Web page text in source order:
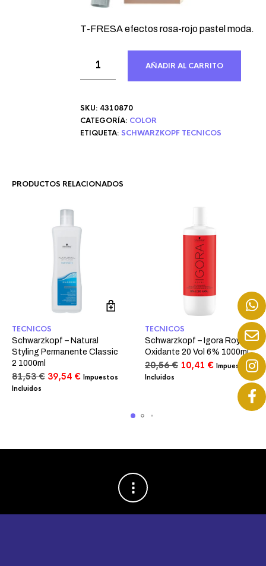
T-FRESA efectos rosa-rojo pastel moda.
AÑADIR AL CARRITO
SKU: 4310870
CATEGORÍA: COLOR
ETIQUETA: SCHWARZKOPF TECNICOS
PRODUCTOS RELACIONADOS
TECNICOS
Schwarzkopf – Natural
Styling Permanente Classic
2 1000ml
81,53€ El
39,54 €ElImpuestos
Incluidos
TECNICOS
Schwarzkopf – Igora Royal
Oxidante 20 Vol 6% 1000ml
20,56€ El
10,41 €El
precio
actual
10,41 €.
Impuestos
Incluidos